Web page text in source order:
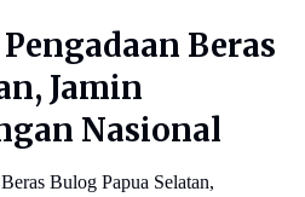
Beras
Jamin
Nasional
Bulog Papua Selatan,